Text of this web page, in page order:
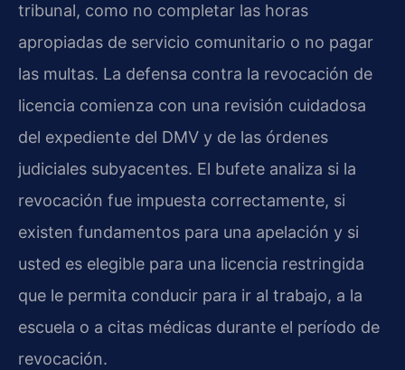
tribunal, como no completar las horas
apropiadas de servicio comunitario o no pagar
las multas. La defensa contra la revocación de
licencia comienza con una revisión cuidadosa
del expediente del DMV y de las órdenes
judiciales subyacentes. El bufete analiza si la
revocación fue impuesta correctamente, si
existen fundamentos para una apelación y si
usted es elegible para una licencia restringida
que le permita conducir para ir al trabajo, a la
escuela o a citas médicas durante el período de
revocación.